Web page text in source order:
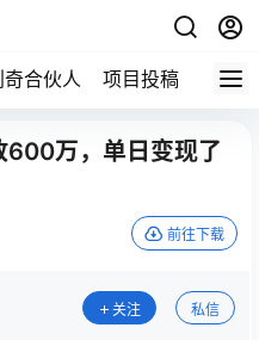
奇合伙人 项目投稿
600万，单日变现了
前往下载
关注 私信